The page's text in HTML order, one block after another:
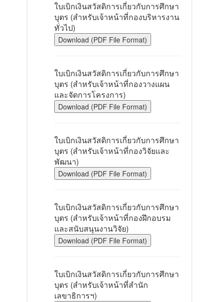
ใบเบิกเงินสวัสดิการเกี่ยวกับการศึกษา
บุตร (สำหรับเจ้าหน้าที่กองบริหารงาน
ทั่วไป)
Download (PDF File Format)
ใบเบิกเงินสวัสดิการเกี่ยวกับการศึกษา
บุตร (สำหรับเจ้าหน้าที่กองวางแผน
และจัดการโครงการ)
Download (PDF File Format)
ใบเบิกเงินสวัสดิการเกี่ยวกับการศึกษา
บุตร (สำหรับเจ้าหน้าที่กองวิจัยและ
พัฒนา)
Download (PDF File Format)
ใบเบิกเงินสวัสดิการเกี่ยวกับการศึกษา
บุตร (สำหรับเจ้าหน้าที่กองฝึกอบรม
และสนับสนุนงานวิจัย)
Download (PDF File Format)
ใบเบิกเงินสวัสดิการเกี่ยวกับการศึกษา
บุตร (สำหรับเจ้าหน้าที่สำนัก
เลขาธิการฯ)